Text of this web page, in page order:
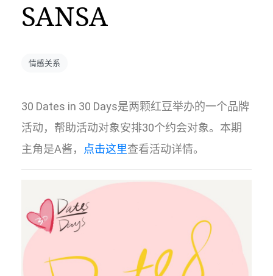
SANSA
情感关系
30 Dates in 30 Days是两颗红豆举办的一个品牌
活动，帮助活动对象安排30个约会对象。本期
主角是A酱， 点击这里查看活动详情。